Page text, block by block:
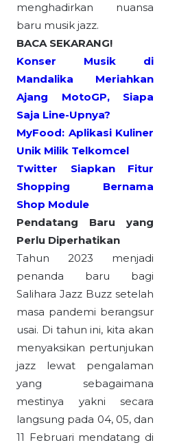
menghadirkan nuansa
baru musik jazz.
BACA SEKARANG!
Konser Musik di
Mandalika Meriahkan
Ajang MotoGP, Siapa
Saja Line-Upnya?
MyFood: Aplikasi Kuliner
Unik Milik Telkomcel
Twitter Siapkan Fitur
Shopping Bernama
Shop Module
Pendatang Baru yang
Perlu Diperhatikan
Tahun 2023 menjadi
penanda baru bagi
Salihara Jazz Buzz setelah
masa pandemi berangsur
usai. Di tahun ini, kita akan
menyaksikan pertunjukan
jazz lewat pengalaman
yang sebagaimana
mestinya yakni secara
langsung pada 04, 05, dan
11 Februari mendatang di